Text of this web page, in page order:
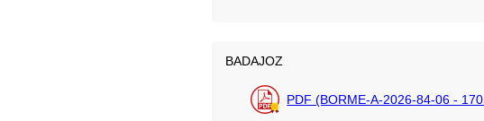
BADAJOZ
PDF (BORME-A-2026-84-06 - 170